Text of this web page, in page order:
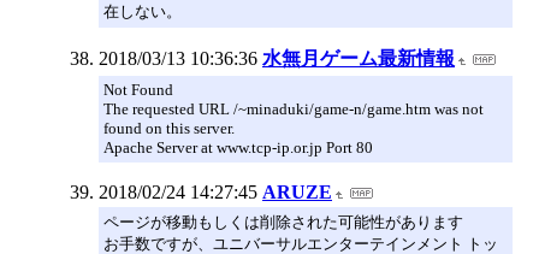
在しない。
2018/03/13 10:36:36 水無月ゲーム最新情報
Not Found
The requested URL /~minaduki/game-n/game.htm was not
found on this server.
Apache Server at www.tcp-ip.or.jp Port 80
2018/02/24 14:27:45 ARUZE
ページが移動もしくは削除された可能性があります
お手数ですが、ユニバーサルエンターテインメント トッ